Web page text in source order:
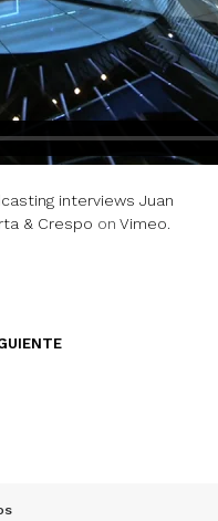
interviews Juan
& Crespo on Vimeo.